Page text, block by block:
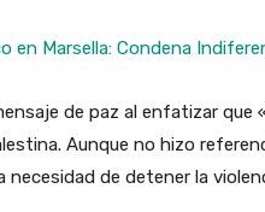
en Marsella: Condena
de paz al enfatizar
Aunque no hizo
necesidad de detener la